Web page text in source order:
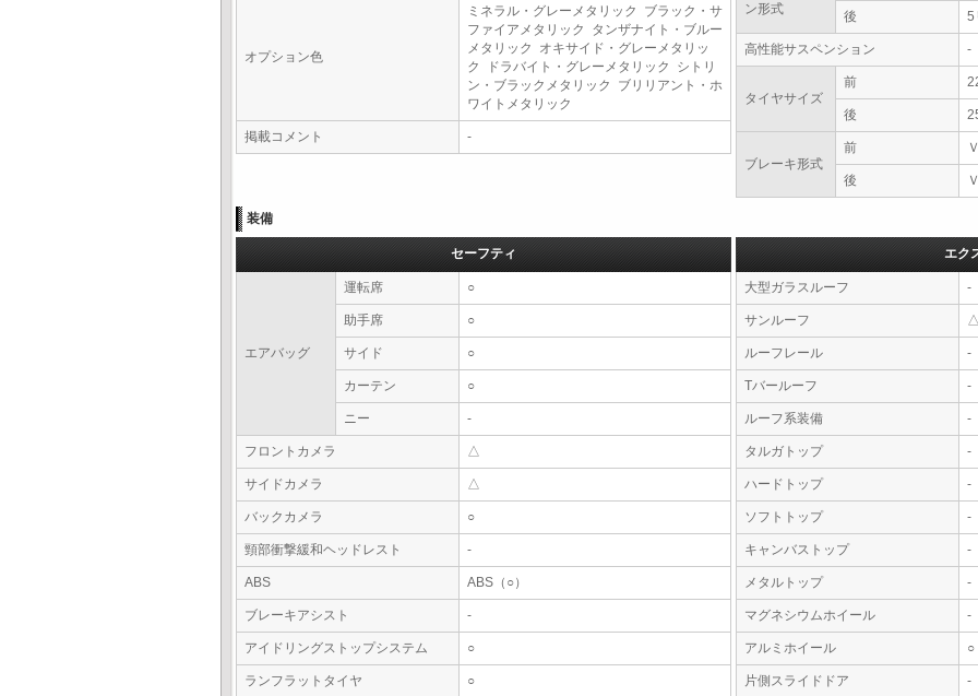
オプション色
ミネラル・グレーメタリック ブラック・サ
ファイアメタリック タンザナイト・ブルー
メタリック オキサイド・グレーメタリッ
ク ドラバイト・グレーメタリック シトリ
ン・ブラックメタリック ブリリアント・ホ
ワイトメタリック
掲載コメント -
ン形式
後 5
高性能サスペンション -
タイヤサイズ
前
後
ブレーキ形式
前
後
装備
セーフティ
エアバッグ
運転席 ○
助手席 ○
サイド ○
カーテン ○
ニー -
フロントカメラ △
サイドカメラ △
バックカメラ ○
頸部衝撃緩和ヘッドレスト -
ABS ABS（○）
ブレーキアシスト -
アイドリングストップシステム ○
ランフラットタイヤ ○
エク
大型ガラスルーフ -
サンルーフ △
ルーフレール -
Tバールーフ -
ルーフ系装備 -
タルガトップ -
ハードトップ -
ソフトトップ -
キャンバストップ -
メタルトップ -
マグネシウムホイール -
アルミホイール ○
片側スライドドア -